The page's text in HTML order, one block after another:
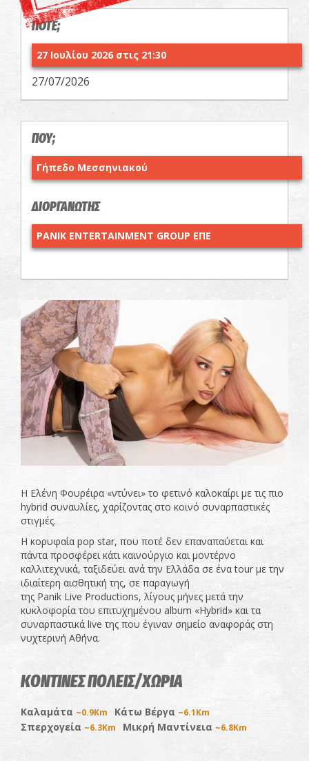
ΠΟΤΕ;
27 Ιουλίου 2026 στις 21:30
27/07/2026
ΠΟΥ;
Γήπεδο Μεσσηνιακού
ΔΙΟΡΓΑΝΩΤΗΣ
PANIK ENTERTAINMENT GROUP ΕΠΕ
Η Ελένη Φουρέιρα «ντύνει» το φετινό καλοκαίρι με τις πιο
hybrid συναυλίες, χαρίζοντας στο κοινό συναρπαστικές
στιγμές.
Η κορυφαία pop star, που ποτέ δεν επαναπαύεται και
πάντα προσφέρει κάτι καινούργιο και μοντέρνο
καλλιτεχνικά, ταξιδεύει ανά την Ελλάδα σε ένα tour με την
ιδιαίτερη αισθητική της, σε παραγωγή
της Panik Live Productions, λίγους μήνες μετά την
κυκλοφορία του επιτυχημένου album «Hybrid» και τα
συναρπαστικά live της που έγιναν σημείο αναφοράς στη
νυχτερινή Αθήνα.
ΚΟΝΤΙΝΕΣ ΠΟΛΕΙΣ/ΧΩΡΙΑ
Καλαμάτα ~0.9Km Κάτω Βέργα ~6.1Km
Σπερχογεία ~6.3Km Μικρή Μαντίνεια ~6.8Km